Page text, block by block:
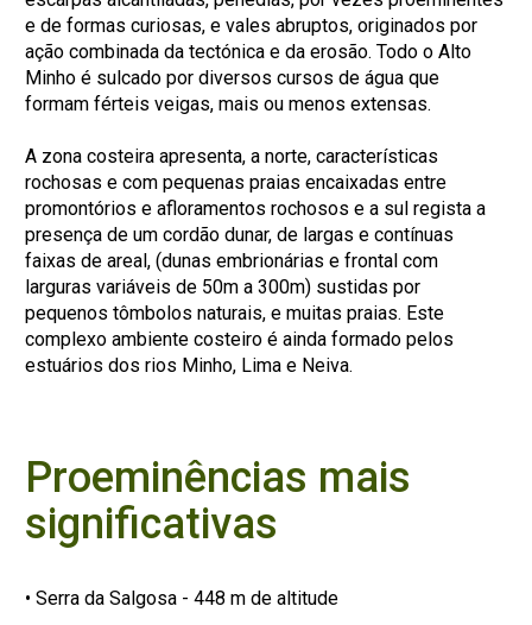
e de formas curiosas, e vales abruptos, originados por
ação combinada da tectónica e da erosão. Todo o Alto
Minho é sulcado por diversos cursos de água que
formam férteis veigas, mais ou menos extensas.
A zona costeira apresenta, a norte, características
rochosas e com pequenas praias encaixadas entre
promontórios e afloramentos rochosos e a sul regista a
presença de um cordão dunar, de largas e contínuas
faixas de areal, (dunas embrionárias e frontal com
larguras variáveis de 50m a 300m) sustidas por
pequenos tômbolos naturais, e muitas praias. Este
complexo ambiente costeiro é ainda formado pelos
estuários dos rios Minho, Lima e Neiva.
Proeminências mais
significativas
• Serra da Salgosa - 448 m de altitude